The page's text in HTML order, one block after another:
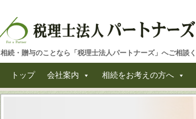
相続・贈与のことなら「税理士法人パートナーズ」へご相談く
トップ 会社案内 相続をお考えの方へ